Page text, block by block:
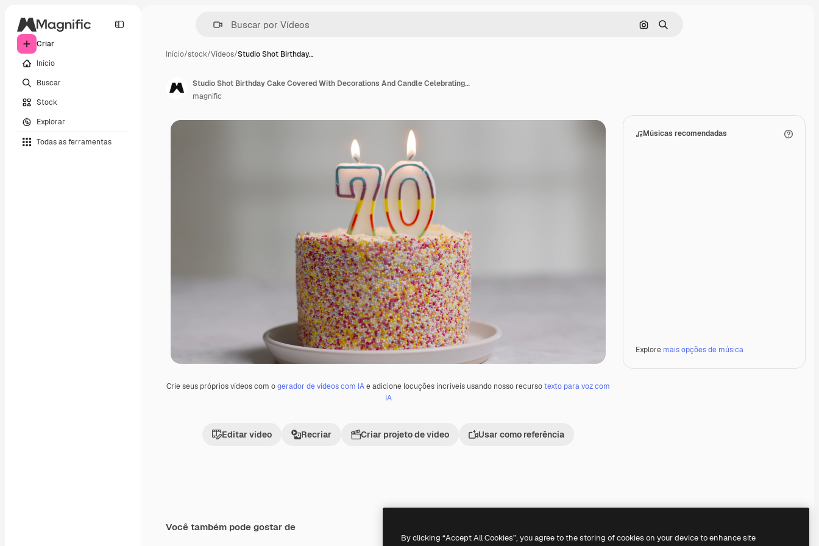
Criar
Início
Buscar
Stock
Explorar
Todas as ferramentas
Pesquisar por imagem
Buscar
Início/stock/Vídeos/Studio Shot Birthday…
Crie seus próprios vídeos com ogerador de vídeos com IAe adicione locuções incríveis usando nosso recursotexto para voz com
IA
Editar vídeo Recriar Criar projeto de vídeo Usar como referência
Músicas recomendadas
Explore mais opções de música
Studio Shot Birthday Cake Covered With Decorations And Candle Celebrating Seventieth Birthday Being Blown Out
magnific
Você também pode gostar de
Premium
Premium Premium
Premium
By clicking “Accept All Cookies”, you agree to the storing of cookies on your device to enhance site